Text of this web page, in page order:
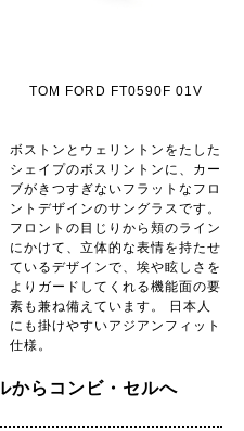
TOM FORD FT0590F 01V
ボストンとウェリントンをたした
シェイプのボスリントンに、カー
ブがきつすぎないフラットなフロ
ントデザインのサングラスです。
フロントの目じりから頬のライン
にかけて、立体的な表情を持たせ
ているデザインで、埃や眩しさを
よりガードしてくれる機能面の要
素も兼ね備えています。 日本人
にも掛けやすいアジアンフィット
仕様。
からコンビ・セルへ